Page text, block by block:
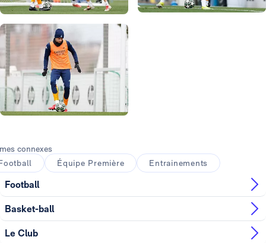
connexes
Équipe Première Entrainements
Football
Basket-ball
Le Club